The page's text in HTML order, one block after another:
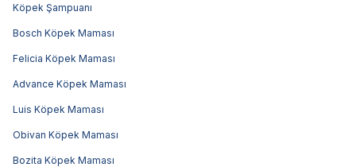
Köpek Şampuanı
Bosch Köpek Maması
Felicia Köpek Maması
Advance Köpek Maması
Luis Köpek Maması
Obivan Köpek Maması
Bozita Köpek Maması